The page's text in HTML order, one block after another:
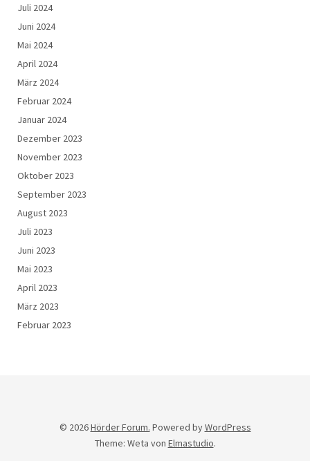
Juli 2024
Juni 2024
Mai 2024
April 2024
März 2024
Februar 2024
Januar 2024
Dezember 2023
November 2023
Oktober 2023
September 2023
August 2023
Juli 2023
Juni 2023
Mai 2023
April 2023
März 2023
Februar 2023
© 2026Hörder Forum. Powered byWordPress
Theme: Weta von Elmastudio.